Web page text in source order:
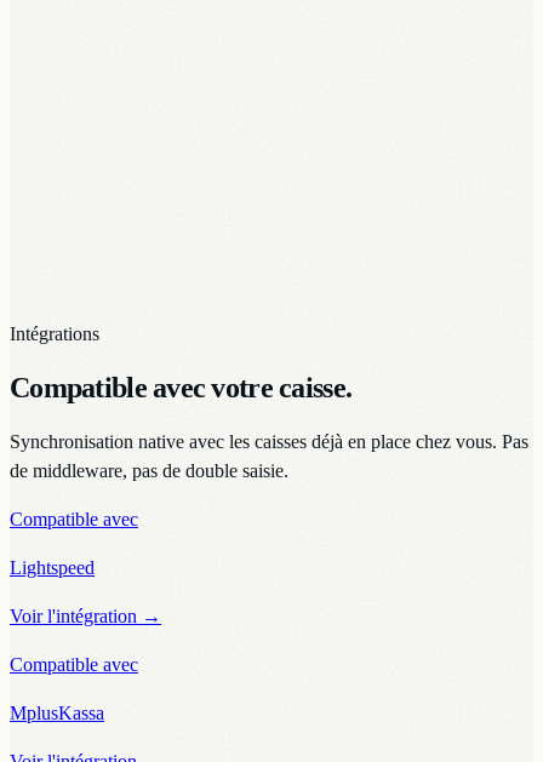
Intégrations
Compatible avec votre caisse.
Synchronisation native avec les caisses déjà en place chez vous. Pas
de middleware, pas de double saisie.
Compatible avec
Lightspeed
Voir l'intégration →
Compatible avec
MplusKassa